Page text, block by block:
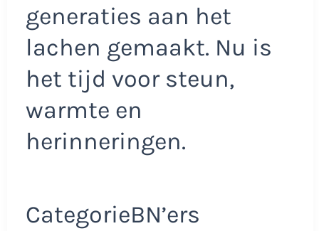
generaties aan het
lachen gemaakt. Nu is
het tijd voor steun,
warmte en
herinneringen.
CategorieBN’ers